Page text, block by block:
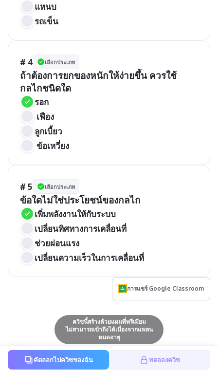
แหนบ
รถเข็น
# 4 เลือกประเภท
ถ้าต้องการยกของหนักให้ง่ายขึ้น ควรใช้
กลไกชนิดใด
รอก
เฟือง
ลูกเบี้ยว
ข้อเหวี่ยง
# 5 เลือกประเภท
ข้อใดไม่ใช่ประโยชน์ของกลไก
เพิ่มพลังงานให้กับระบบ
เปลี่ยนทิศทางการเคลื่อนที่
ช่วยผ่อนแรง
เปลี่ยนความเร็วในการเคลื่อนที่
การแชร์ Google Classroom
ควิซนี้สร้างด้วยแผนที่พรีเมียม
ไม่สามารถเข้าถึงได้เนื่องจากแพลน
หมดอายุ
คัดลอกไปควิซของฉัน ทดลองควิซ